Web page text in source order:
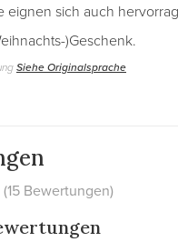
eignen sich auch
)Geschenk.
Siehe Originalsprache
(15 Bewertungen)